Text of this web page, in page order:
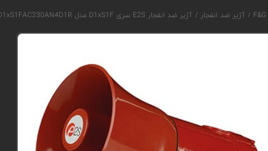
/ آژیر ضد انفجار / آژیر ضد انفجار E2S سری D1xS1F مدل D1xS1FAC230AN4D1R